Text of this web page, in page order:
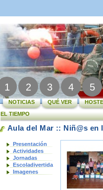
1 2 3 4 5
NOTICIAS QUÉ VER
EL TIEMPO
Aula del Mar :: Niñ@s en
Presentación
Actividades
Jornadas
Escoladivertida
Imagenes